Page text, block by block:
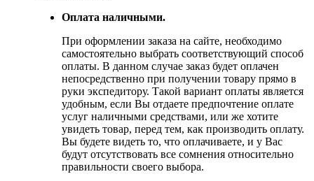
Оплата наличными.
При оформлении заказа на сайте, необходимо
самостоятельно выбрать соответствующий способ
оплаты. В данном случае заказ будет оплачен
непосредственно при получении товару прямо в
руки экспедитору. Такой вариант оплаты является
удобным, если Вы отдаете предпочтение оплате
услуг наличными средствами, или же хотите
увидеть товар, перед тем, как производить оплату.
Вы будете видеть то, что оплачиваете, и у Вас
будут отсутствовать все сомнения относительно
правильности своего выбора.